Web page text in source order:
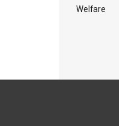
Welfare